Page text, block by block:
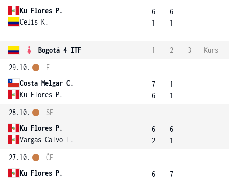
Ku Flores P.
Celis K.
6
1
6
1
Bogotá 4 ITF 1 2 3
Kurs
29.10.
Costa Melgar C.
Ku Flores P.
F
7
6
1
1
28.10.
Ku Flores P.
Vargas Calvo I.
SF
6
2
6
1
27.10.
Ku Flores P.
ČF
6
7